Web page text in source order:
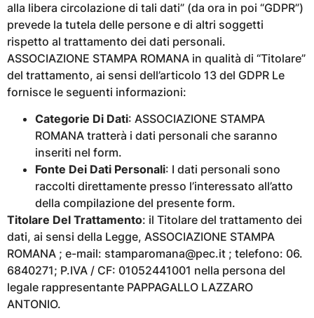
alla libera circolazione di tali dati” (da ora in poi “GDPR”)
prevede la tutela delle persone e di altri soggetti
rispetto al trattamento dei dati personali.
ASSOCIAZIONE STAMPA ROMANA in qualità di “Titolare”
del trattamento, ai sensi dell’articolo 13 del GDPR Le
fornisce le seguenti informazioni:
Categorie Di Dati: ASSOCIAZIONE STAMPA
ROMANA tratterà i dati personali che saranno
inseriti nel form.
Fonte Dei Dati Personali: I dati personali sono
raccolti direttamente presso l’interessato all’atto
della compilazione del presente form.
Titolare Del Trattamento: il Titolare del trattamento dei
dati, ai sensi della Legge, ASSOCIAZIONE STAMPA
ROMANA ; e-mail: stamparomana@pec.it ; telefono: 06.
6840271; P.IVA / CF: 01052441001 nella persona del
legale rappresentante PAPPAGALLO LAZZARO
ANTONIO.